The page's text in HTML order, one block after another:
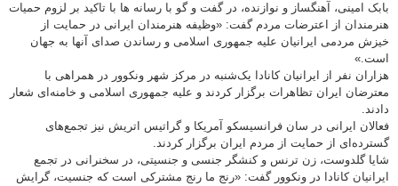
بابک امینی، آهنگساز و نوازنده، در گفت و گو با رسانه ها با تاکید بر لزوم حمیات
هنرمندان از اعترضات مردم گفت: «وظیفه هنرمندان ایرانی در حمایت از
خیزش مردمی ایرانیان علیه جمهوری اسلامی و رساندن صدای آنها به جهان
است.»
هزاران نفر از ایرانیان کانادا یک‌شنبه در مرکز شهر ونکوور در همراهی با
معترضان ایران تظاهرات برگزار کردند و علیه جمهوری اسلامی و خامنه‌ای شعار
دادند.
فعالان ایرانی در سان فرانسیسکو آمریکا و گراتیس اتریش نیز تجمع‌های
گسترده‌ای از حمایت از مردم ایران برگزار کردند.
شایا گلدوست، زن ترنس و کنشگر جنسی و جنسیتی، در سخنرانی در تجمع
ایرانیان کانادا در ونکوور گفت: «رنج ما رنج مشترکی است که جنسیت، گرایش